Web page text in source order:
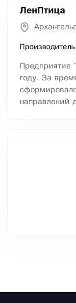
ЛенПтица
Предприятие
году. За
направлений